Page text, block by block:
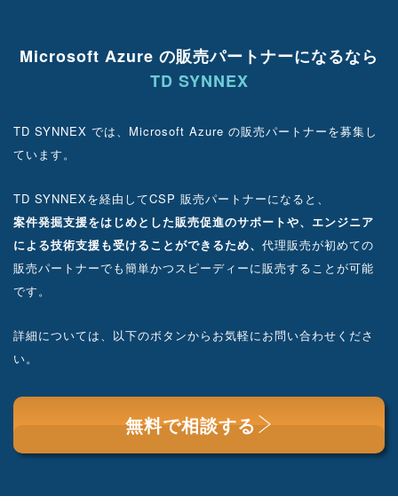
Microsoft Azure の販売パートナーになるなら
TD SYNNEX
TD SYNNEX では、Microsoft Azure の販売パートナーを募集し
ています。
TD SYNNEXを経由してCSP 販売パートナーになると、
案件発掘支援をはじめとした販売促進のサポートや、 エンジニア
による技術支援も受けることができるため、 代理販売が初めての
販売パートナーでも簡単かつスピーディーに販売することが可能
です。
詳細については、以下のボタンからお気軽にお問い合わせくださ
い。
無料で相談する